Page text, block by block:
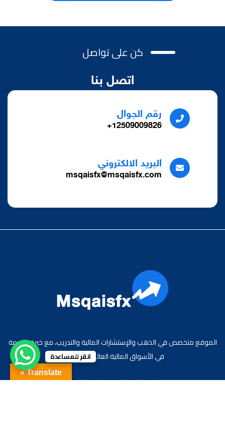
كن على تواصل
اتصل بنا
رقم الجوال
12509009826+
البريد الالكتروني
msqaisfx@msqaisfx.com
الموقع متخصص في الذهب والإستشارات المالية والتدريب، مع خبرة واسعة
في الأسواق المالية العالمية والعربية.
Translate »
انقر للمساعدة